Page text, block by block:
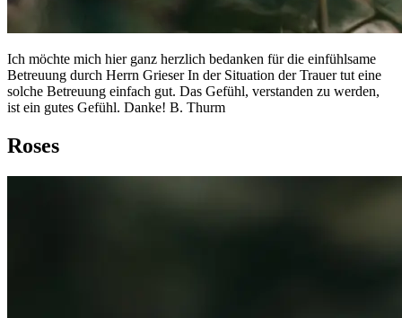
Ich möchte mich hier ganz herzlich bedanken für die einfühlsame
Betreuung durch Herrn Grieser In der Situation der Trauer tut eine
solche Betreuung einfach gut. Das Gefühl, verstanden zu werden,
ist ein gutes Gefühl. Danke! B. Thurm
Roses